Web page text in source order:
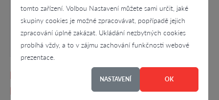
tomto zařízení. Volbou Nastavení můžete sami určit, jaké
skupiny cookies je možné zpracovávat, popřípadě jejich
zpracování úplně zakázat. Ukládání nezbytných cookies
probíhá vždy, a to v zájmu zachování funkčnosti webové
prezentace.
NASTAVENÍ OK
PENSION VYHLÍDKA - UBYTOVÁNÍ VYŠŠÍ
BROD, LIPENSKÁ PŘEHRADA, František